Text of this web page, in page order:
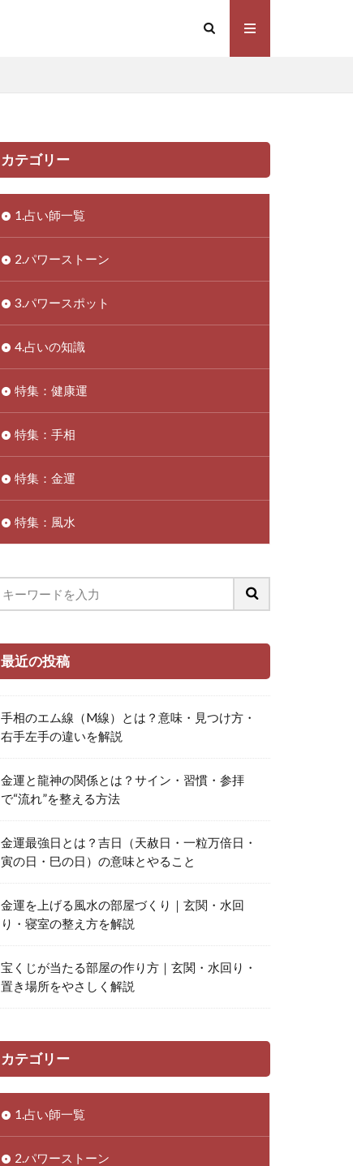
カテゴリー
1.占い師一覧
2.パワーストーン
3.パワースポット
4.占いの知識
特集：健康運
特集：手相
特集：金運
特集：風水
最近の投稿
手相のエム線（M線）とは？意味・見つけ方・
右手左手の違いを解説
金運と龍神の関係とは？サイン・習慣・参拝
で“流れ”を整える方法
金運最強日とは？吉日（天赦日・一粒万倍日・
寅の日・巳の日）の意味とやること
金運を上げる風水の部屋づくり｜玄関・水回
り・寝室の整え方を解説
宝くじが当たる部屋の作り方｜玄関・水回り・
置き場所をやさしく解説
カテゴリー
1.占い師一覧
2.パワーストーン